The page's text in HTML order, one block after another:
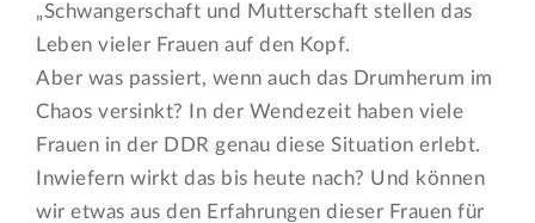
„Schwangerschaft und Mutterschaft stellen das
Leben vieler Frauen auf den Kopf.
Aber was passiert, wenn auch das Drumherum im
Chaos versinkt? In der Wendezeit haben viele
Frauen in der DDR genau diese Situation erlebt.
Inwiefern wirkt das bis heute nach? Und können
wir etwas aus den Erfahrungen dieser Frauen für